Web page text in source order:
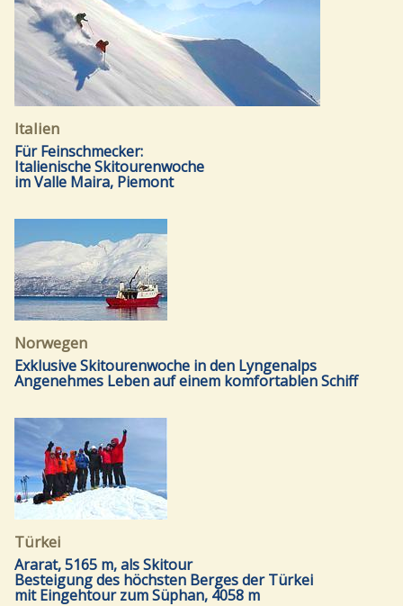
Italien
Für Feinschmecker:
Italienische Skitourenwoche
im Valle Maira, Piemont
Norwegen
Exklusive Skitourenwoche in den Lyngenalps
Angenehmes Leben auf einem komfortablen Schiff
Türkei
Ararat, 5165 m, als Skitour
Besteigung des höchsten Berges der Türkei
mit Eingehtour zum Süphan, 4058 m